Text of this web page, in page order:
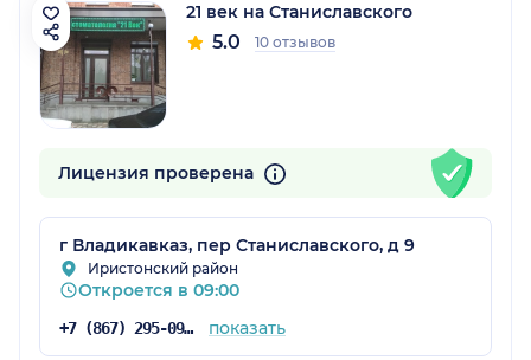
21 век на Станиславского
5.0 10 отзывов
Лицензия проверена
г Владикавказ, пер Станиславского, д 9
Иристонский район
Откроется в 09:00
+7 (867) 295-09-54 показать